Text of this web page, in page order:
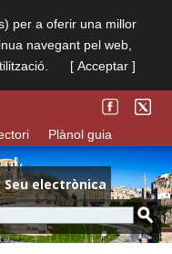
per a oferir una millor
navegant pel web,
[ Acceptar ]
Plànol guia
Seu electrònica